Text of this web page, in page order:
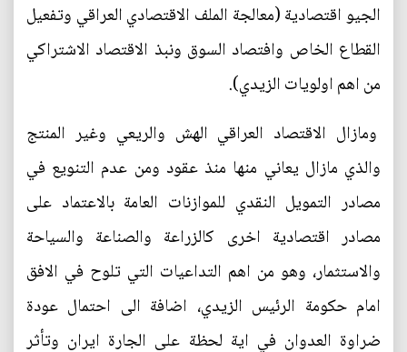
الجيو اقتصادية (معالجة الملف الاقتصادي العراقي وتفعيل
القطاع الخاص وافتصاد السوق ونبذ الاقتصاد الاشتراكي
من اهم اولويات الزيدي).
ومازال الاقتصاد العراقي الهش والريعي وغير المنتج
والذي مازال يعاني منها منذ عقود ومن عدم التنويع في
مصادر التمويل النقدي للموازنات العامة بالاعتماد على
مصادر اقتصادية اخرى كالزراعة والصناعة والسياحة
والاستثمار، وهو من اهم التداعيات التي تلوح في الافق
امام حكومة الرئيس الزيدي، اضافة الى احتمال عودة
ضراوة العدوان في اية لحظة على الجارة ايران وتأثر